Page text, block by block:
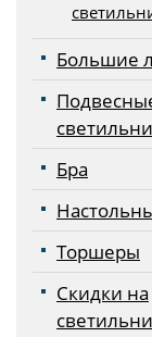
Большие
Бра
Торшеры
Скидки на